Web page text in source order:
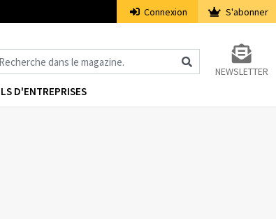
Connexion S'abonner
NEWSLETTER
D'ENTREPRISES